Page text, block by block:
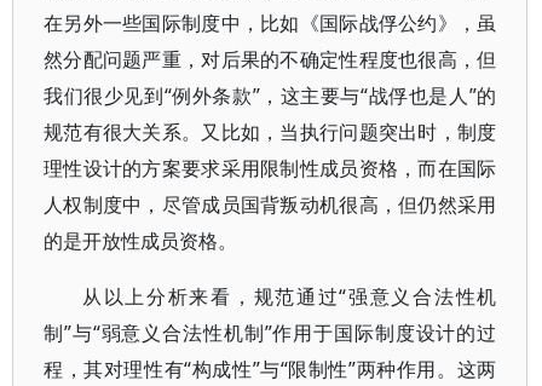
在另外一些国际制度中，比如《国际战俘公约》，虽
然分配问题严重，对后果的不确定性程度也很高，但
我们很少见到“例外条款”，这主要与“战俘也是人”的
规范有很大关系。又比如，当执行问题突出时，制度
理性设计的方案要求采用限制性成员资格，而在国际
人权制度中，尽管成员国背叛动机很高，但仍然采用
的是开放性成员资格。
从以上分析来看，规范通过“强意义合法性机
制”与“弱意义合法性机制”作用于国际制度设计的过
程，其对理性有“构成性”与“限制性”两种作用。这两